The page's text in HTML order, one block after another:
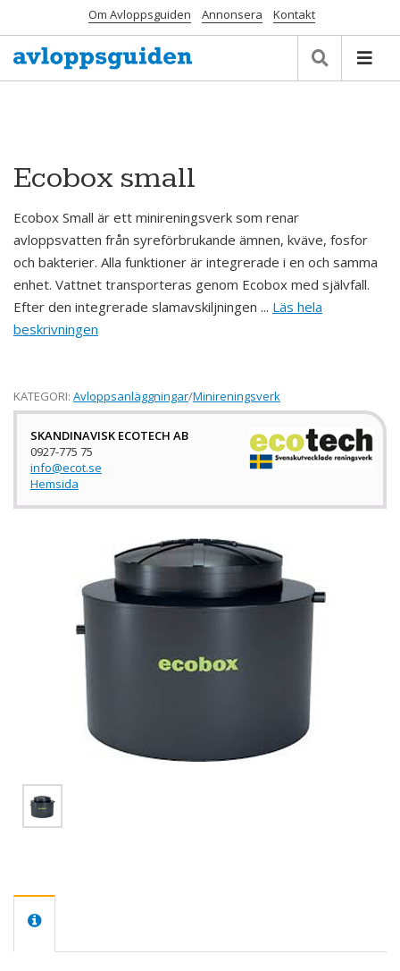
Om Avloppsguiden Annonsera Kontakt
Ecobox small
Ecobox Small är ett minireningsverk som renar
avloppsvatten från syreförbrukande ämnen, kväve, fosfor
och bakterier. Alla funktioner är integrerade i en och samma
enhet. Vattnet transporteras genom Ecobox med självfall.
Efter den integrerade slamavskiljningen ... Läs hela
beskrivningen
KATEGORI: Avloppsanläggningar/Minireningsverk
SKANDINAVISK ECOTECH AB
0927-775 75
info@ecot.se
Hemsida